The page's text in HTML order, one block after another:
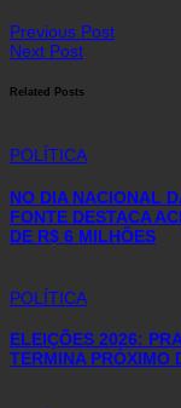
Previous Post
Next Post
Related Posts
POLÍTICA
NO DIA NACIONAL
FONTE DESTACA
DE R$ 6 MILHÕES
POLÍTICA
ELEIÇÕES 2026:
TERMINA PRÓXIMO